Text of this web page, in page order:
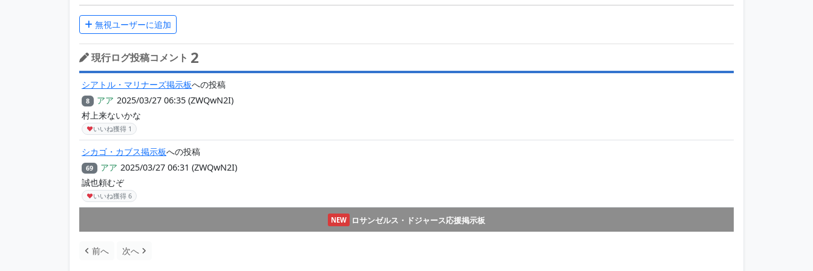
無視ユーザーに追加
現行ログ投稿コメント 2
シアトル・マリナーズ掲示板への投稿
8 アア 2025/03/27 06:35 (ZWQwN2I)
村上来ないかな
♥いいね獲得 1
シカゴ・カブス掲示板への投稿
69 アア 2025/03/27 06:31 (ZWQwN2I)
誠也頼むぞ
♥いいね獲得6
NEW ロサンゼルス・ドジャース応援掲示板
前へ 次へ